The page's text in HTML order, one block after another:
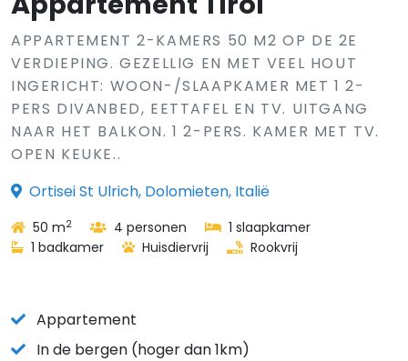
APPARTEMENT 2-KAMERS 50 M2 OP DE 2E
VERDIEPING. GEZELLIG EN MET VEEL HOUT
INGERICHT: WOON-/SLAAPKAMER MET 1 2-
PERS DIVANBED, EETTAFEL EN TV. UITGANG
NAAR HET BALKON. 1 2-PERS. KAMER MET TV.
OPEN KEUKE..
Ortisei St Ulrich, Dolomieten, Italië
50 m2 4 personen
1 slaapkamer
1 badkamer
Huisdiervrij Rookvrij
Appartement
In de bergen (hoger dan 1km)